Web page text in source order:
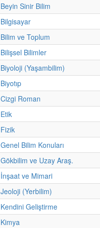
Beyin Sinir Bilim
Bilgisayar
Bilim ve Toplum
Bilişsel Bilimler
Biyoloji (Yaşambilim)
Biyotıp
Cizgi Roman
Etik
Fizik
Genel Bilim Konuları
Gökbilim ve Uzay Araş.
İnşaat ve Mimari
Jeoloji (Yerbilim)
Kendini Geliştirme
Kimya